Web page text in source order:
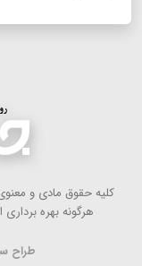
كلیه حقوق مادی و
هرگونه بهره
طراح